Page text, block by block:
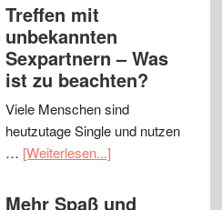
Treffen mit
unbekannten
Sexpartnern – Was
ist zu beachten?
Viele Menschen sind
heutzutage Single und nutzen
… [Weiterlesen...]
Mehr Spaß und